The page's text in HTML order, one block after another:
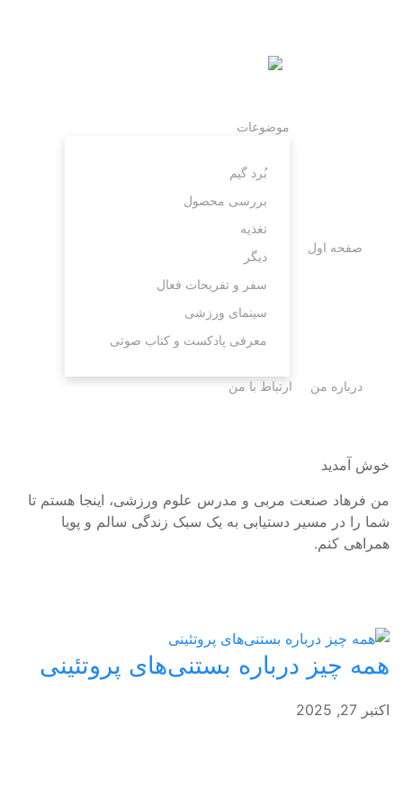
صفحه اول
موضوعات
بُرد گیم
بررسی محصول
تغذیه
دیگر
سفر و تفریحات فعال
سینمای ورزشی
معرفی پادکست و کتاب صوتی
درباره من ارتباط با من
خوش آمدید
من فرهاد صنعت مربی و مدرس علوم ورزشی، اینجا هستم تا
شما را در مسیر دستیابی به یک سبک زندگی سالم و پویا
همراهی کنم.
همه چیز درباره بستنی‌های پروتئینی
اکتبر 27, 2025